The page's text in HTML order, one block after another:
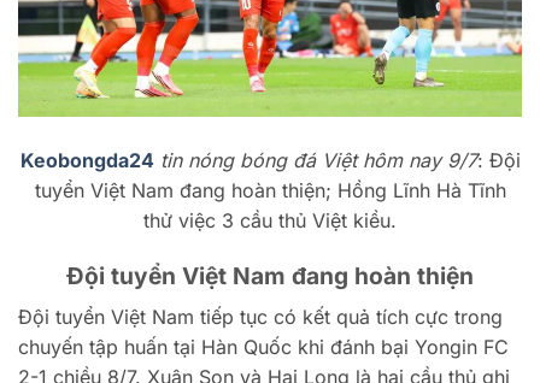
Keobongda24 tin nóng bóng đá Việt hôm nay 9/7: Đội
tuyển Việt Nam đang hoàn thiện; Hồng Lĩnh Hà Tĩnh
thử việc 3 cầu thủ Việt kiều.
Đội tuyển Việt Nam đang hoàn thiện
Đội tuyển Việt Nam tiếp tục có kết quả tích cực trong
chuyến tập huấn tại Hàn Quốc khi đánh bại Yongin FC
2-1 chiều 8/7. Xuân Son và Hai Long là hai cầu thủ ghi